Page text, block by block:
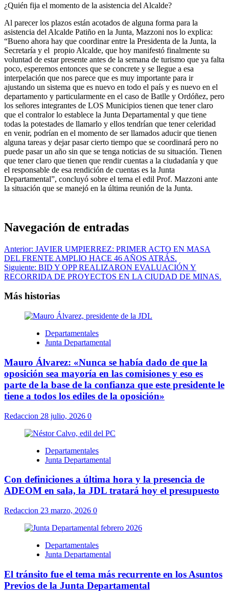
¿Quién fija el momento de la asistencia del Alcalde?
Al parecer los plazos están acotados de alguna forma para la
asistencia del Alcalde Patiño en la Junta, Mazzoni nos lo explica:
“Bueno ahora hay que coordinar entre la Presidenta de la Junta, la
Secretaría y el propio Alcalde, que hoy manifestó finalmente su
voluntad de estar presente antes de la semana de turismo que ya falta
poco, esperemos entonces que se concrete y se llegue a esa
interpelación que nos parece que es muy importante para ir
ajustando un sistema que es nuevo en todo el país y es nuevo en el
departamento y particularmente en el caso de Batlle y Ordóñez, pero
los señores integrantes de LOS Municipios tienen que tener claro
que el contralor lo establece la Junta Departamental y que tiene
todas la potestades de llamarlo y ellos tendrían que tener celeridad
en venir, podrían en el momento de ser llamados aducir que tienen
alguna tareas y dejar pasar cierto tiempo que se coordinará pero no
puede pasar un año sin que se tenga noticias de su situación. Tienen
que tener claro que tienen que rendir cuentas a la ciudadanía y que
el responsable de esa rendición de cuentas es la Junta
Departamental”, concluyó sobre el tema el edil Prof. Mazzoni ante
la situación que se manejó en la última reunión de la Junta.
Navegación de entradas
Anterior: JAVIER UMPIERREZ: PRIMER ACTO EN MASA
DEL FRENTE AMPLIO HACE 46 AÑOS ATRÁS.
Siguiente: BID Y OPP REALIZARON EVALUACIÓN Y
RECORRIDA DE PROYECTOS EN LA CIUDAD DE MINAS.
Más historias
Departamentales
Junta Departamental
Mauro Álvarez: «Nunca se había dado de que la
oposición sea mayoría en las comisiones y eso es
parte de la base de la confianza que este presidente le
tiene a todos los ediles de la oposición»
Redaccion 28 julio, 2026 0
Departamentales
Junta Departamental
Con definiciones a última hora y la presencia de
ADEOM en sala, la JDL tratará hoy el presupuesto
Redaccion 23 marzo, 2026 0
Departamentales
Junta Departamental
El tránsito fue el tema más recurrente en los Asuntos
Previos de la Junta Departamental